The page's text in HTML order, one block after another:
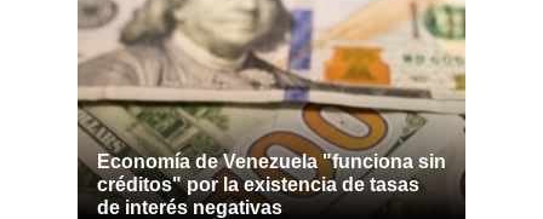
Economía de Venezuela "funciona sin
créditos" por la existencia de tasas
de interés negativas